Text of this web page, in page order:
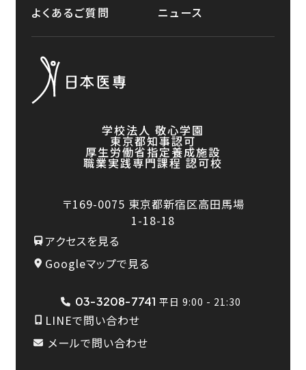
学校法人 敬心学園
東京都知事認可
厚生労働省指定養成施設
職業実践専門課程 認可校
〒169-0075 東京都新宿区高田馬場
1-18-18
アクセスを見る
Googleマップで見る
03-3208-7741 平日 9:00 - 21:30
LINEで問い合わせ
メールで問い合わせ
よくあるご質問
ニュース